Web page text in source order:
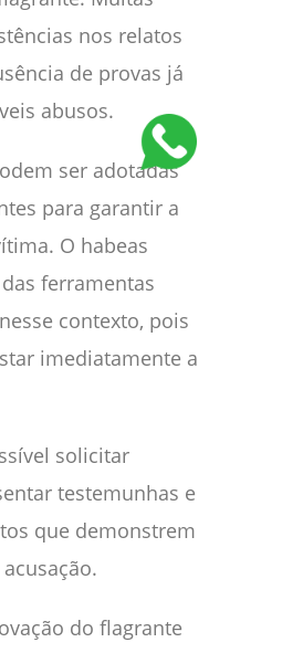
nos relatos
de provas já
abusos.
ser adotadas
para garantir a
O habeas
ferramentas
contexto, pois
imediatamente a
solicitar
testemunhas e
que demonstrem
do flagrante